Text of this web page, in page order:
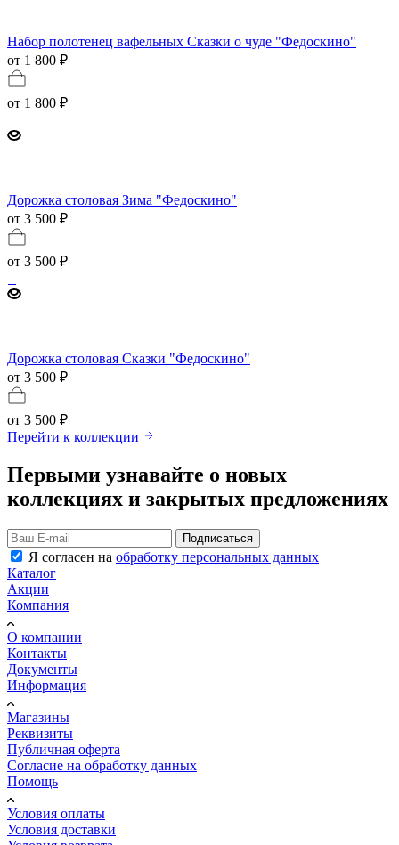
Набор полотенец вафельных Сказки о чуде "Федоскино"
от 1 800 ₽
от 1 800 ₽
Дорожка столовая Зима "Федоскино"
от 3 500 ₽
от 3 500 ₽
Дорожка столовая Сказки "Федоскино"
от 3 500 ₽
от 3 500 ₽
Перейти к коллекции
Первыми узнавайте о новых
коллекциях и закрытых предложениях
Подписаться
Я согласен на обработку персональных данных
Каталог
Акции
Компания
О компании
Контакты
Документы
Информация
Магазины
Реквизиты
Публичная оферта
Согласие на обработку данных
Помощь
Условия оплаты
Условия доставки